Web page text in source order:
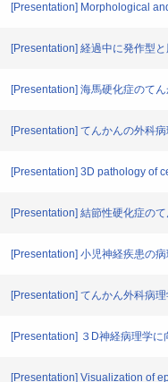
[Presentation] Morphological
[Presentation] 経過中に発作型
[Presentation] 海馬硬化症のて
[Presentation] てんかんの外科病
[Presentation] 3D pathology of
[Presentation] 結節性硬化症の
[Presentation] 小児神経疾患の
[Presentation] てんかん外科病
[Presentation] ３D神経病理学
[Presentation] Visualization of